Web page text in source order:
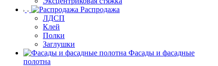
Распродажа
ЛДСП
Клей
Полки
Заглушки
Фасады и фасадные
полотна